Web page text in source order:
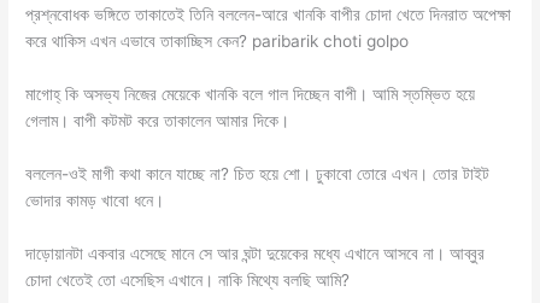
প্রশ্নবোধক ভঙ্গিতে তাকাতেই তিনি বললেন-আরে খানকি বাপীর চোদা খেতে দিনরাত অপেক্ষা
করে থাকিস এখন এভাবে তাকাচ্ছিস কেন? paribarik choti golpo
মাগোহ্ কি অসভ্য নিজের মেয়েকে খানকি বলে গাল দিচ্ছেন বাপী। আমি স্তম্ভিত হয়ে
গেলাম। বাপী কটমট করে তাকালেন আমার দিকে।
বললেন-ওই মাগী কথা কানে যাচ্ছে না? চিত হয়ে শো। ঢুকাবো তোরে এখন। তোর টাইট
ভোদার কামড় খাবো ধনে।
দাড়োয়ানটা একবার এসেছে মানে সে আর ঘন্টা দুয়েকের মধ্যে এখানে আসবে না। আব্বুর
চোদা খেতেই তো এসেছিস এখানে। নাকি মিথ্যে বলছি আমি?